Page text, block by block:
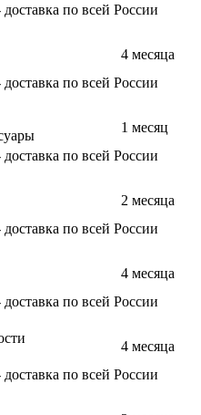
по всей России
4 месяца
по всей России
1 месяц
по всей России
2 месяца
по всей России
4 месяца
по всей России
4 месяца
по всей России